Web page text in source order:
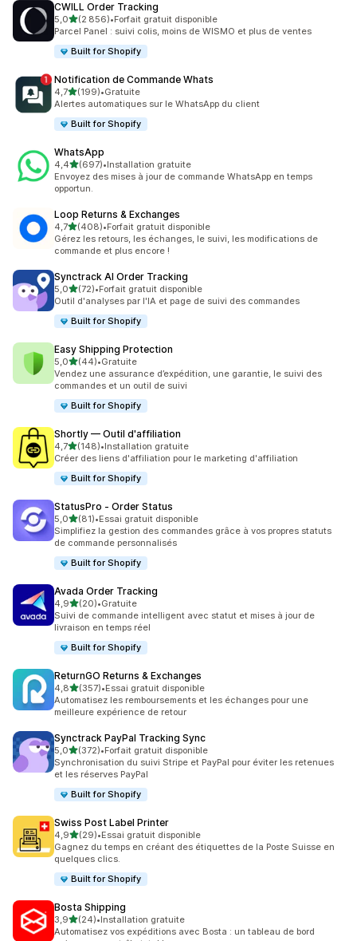
CWILL Order Tracking
5,0étoile(s) sur 5
(2 856)
2856 avis au total
•Forfait gratuit disponible
Parcel Panel : suivi colis, moins de WISMO et plus de ventes
Built for Shopify
Notification de Commande Whats
4,7étoile(s) sur 5
(199)
199 avis au total
•Gratuite
Alertes automatiques sur le WhatsApp du client
Built for Shopify
WhatsApp
4,4étoile(s) sur 5
(697)
697 avis au total
•Installation gratuite
Envoyez des mises à jour de commande WhatsApp en temps
opportun.
Loop Returns & Exchanges
4,7étoile(s) sur 5
(408)
408 avis au total
•Forfait gratuit disponible
Gérez les retours, les échanges, le suivi, les modifications de
commande et plus encore !
Synctrack AI Order Tracking
5,0étoile(s) sur 5
(72)
72 avis au total
•Forfait gratuit disponible
Outil d'analyses par l'IA et page de suivi des commandes
Built for Shopify
Easy Shipping Protection
5,0étoile(s) sur 5
(44)
44 avis au total
•Gratuite
Vendez une assurance d’expédition, une garantie, le suivi des
commandes et un outil de suivi
Built for Shopify
Shortly — Outil d'affiliation
4,7étoile(s) sur 5
(148)
148 avis au total
•Installation gratuite
Créer des liens d'affiliation pour le marketing d'affiliation
Built for Shopify
StatusPro ‑ Order Status
5,0étoile(s) sur 5
(81)
81 avis au total
•Essai gratuit disponible
Simplifiez la gestion des commandes grâce à vos propres statuts
de commande personnalisés
Built for Shopify
Avada Order Tracking
4,9étoile(s) sur 5
(20)
20 avis au total
•Gratuite
Suivi de commande intelligent avec statut et mises à jour de
livraison en temps réel
Built for Shopify
ReturnGO Returns & Exchanges
4,8étoile(s) sur 5
(357)
357 avis au total
•Essai gratuit disponible
Automatisez les remboursements et les échanges pour une
meilleure expérience de retour
Synctrack PayPal Tracking Sync
5,0étoile(s) sur 5
(372)
372 avis au total
•Forfait gratuit disponible
Synchronisation du suivi Stripe et PayPal pour éviter les retenues
et les réserves PayPal
Built for Shopify
Swiss Post Label Printer
4,9étoile(s) sur 5
(29)
29 avis au total
•Essai gratuit disponible
Gagnez du temps en créant des étiquettes de la Poste Suisse en
quelques clics.
Built for Shopify
Bosta Shipping
3,9étoile(s) sur 5
(24)
24 avis au total
•Installation gratuite
Automatisez vos expéditions avec Bosta : un tableau de bord